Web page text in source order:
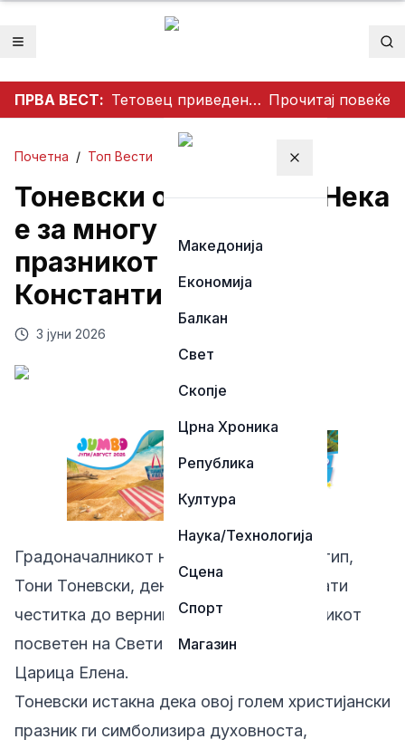
Отвори мени
ПРВА ВЕСТ: Тетовец приведен откако со нож им се заканувал на своите родители откако не му дале пари Прочитај повеќе
Затвори мени
Македонија
Економија
Балкан
Свет
Скопје
Црна Хроника
Република
Култура
Наука/Технологија
Сцена
Спорт
Магазин
Почетна / Топ Вести
Тоневски од Злетово: Нека
е за многу години
празникот Свети
Константин и Елена
3 јуни 2026
Градоначалникот на Општина Пробиштип,
Тони Тоневски, денеска во Злетово упати
честитка до верниците по повод празникот
посветен на Светите Цар Константин и
Царица Елена.
Тоневски истакна дека овој голем христијански
празник ги симболизира духовноста,